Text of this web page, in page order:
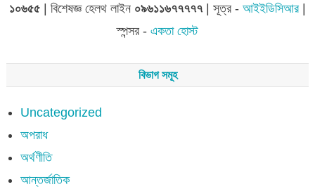
১০৬৫৫ | বিশেষজ্ঞ হেলথ লাইন ০৯৬১১৬৭৭৭৭৭| সূত্র - আইইডিসিআর|
স্পন্সর - একতা হোস্ট
বিভাগ সমূহ
Uncategorized
অপরাধ
অর্থণীতি
আন্তর্জাতিক